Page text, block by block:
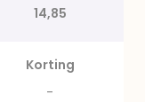
14,85
Korting
-